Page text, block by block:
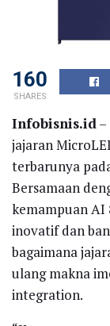
160
SHARES
Infobisnis.id
jajaran
terbarunya
Bersamaan
kemampuan AI
inovatif dan
bagaimana
ulang makna
integration.